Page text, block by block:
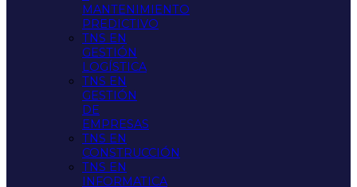
MANTENIMIENTO
PREDICTIVO
TNS EN
GESTIÓN
LOGÍSTICA
TNS EN
GESTIÓN
DE
EMPRESAS
TNS EN
CONSTRUCCIÓN
TNS EN
INFORMATICA